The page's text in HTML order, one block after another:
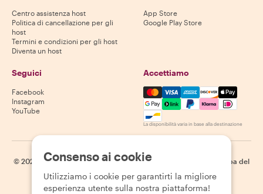
Centro assistenza host
Politica di cancellazione per gli
host
Termini e condizioni per gli host
Diventa un host
App Store
Google Play Store
Seguici
Facebook
Instagram
YouTube
Accettiamo
Mastercard, Visa, Amex,
La disponibilità varia in base alla destinazione
© 2026 Withlocals.com | Informativa sulla privacy
Mappa del
Consenso ai cookie
Utilizziamo i cookie per garantirti la migliore
esperienza utente sulla nostra piattaforma!